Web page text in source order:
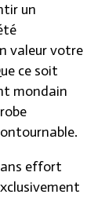
un
valeur votre
ce soit
mondain
effort